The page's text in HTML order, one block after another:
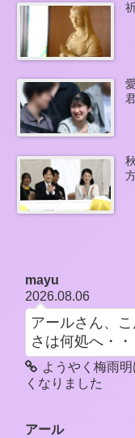
mayu
2026.08.06
アールさん、
さは何処へ・
ようやく梅雨
くなりました
アール